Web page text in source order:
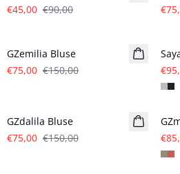
€45,00 €90,00
GZemilia Bluse
€75,00 €150,00
GZdalila Bluse
€75,00 €150,00
-
-